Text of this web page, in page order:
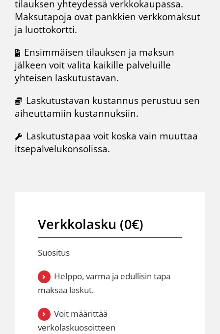
tilauksen yhteydessä verkkokaupassa.
Maksutapoja ovat pankkien verkkomaksut
ja luottokortti.
Ensimmäisen tilauksen ja maksun
jälkeen voit valita kaikille palveluille
yhteisen laskutustavan.
Laskutustavan kustannus perustuu sen
aiheuttamiin kustannuksiin.
Laskutustapaa voit koska vain muuttaa
itsepalvelukonsolissa.
Verkkolasku (0€)
Suositus
Helppo, varma ja edullisin tapa
maksaa laskut.
Voit määrittää
verkolaskuosoitteen